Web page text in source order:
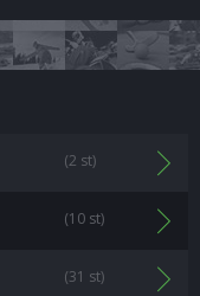
(2 st)
(10 st)
(31 st)